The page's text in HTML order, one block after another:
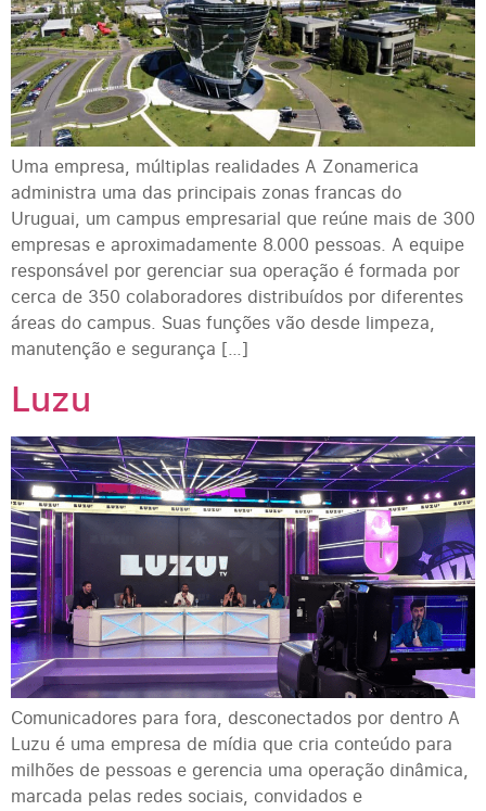
Uma empresa, múltiplas realidades A Zonamerica
administra uma das principais zonas francas do
Uruguai, um campus empresarial que reúne mais de 300
empresas e aproximadamente 8.000 pessoas. A equipe
responsável por gerenciar sua operação é formada por
cerca de 350 colaboradores distribuídos por diferentes
áreas do campus. Suas funções vão desde limpeza,
manutenção e segurança […]
Luzu
Comunicadores para fora, desconectados por dentro A
Luzu é uma empresa de mídia que cria conteúdo para
milhões de pessoas e gerencia uma operação dinâmica,
marcada pelas redes sociais, convidados e